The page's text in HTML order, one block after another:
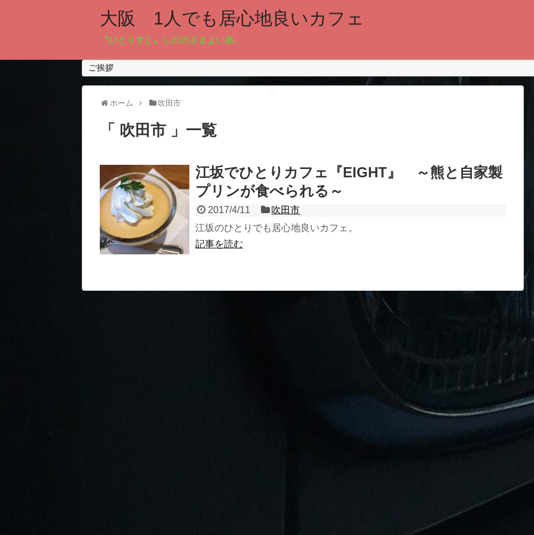
大阪 1人でも居心地良いカフェ
〝ひとりすと〟しののさまよい旅。
ご挨拶
ホーム 吹田市
「 吹田市 」一覧
江坂でひとりカフェ『EIGHT』 ～熊と自家製
プリンが食べられる～
2017/4/11
吹田市
江坂のひとりでも居心地良いカフェ。
記事を読む